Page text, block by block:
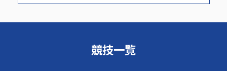
競技一覧